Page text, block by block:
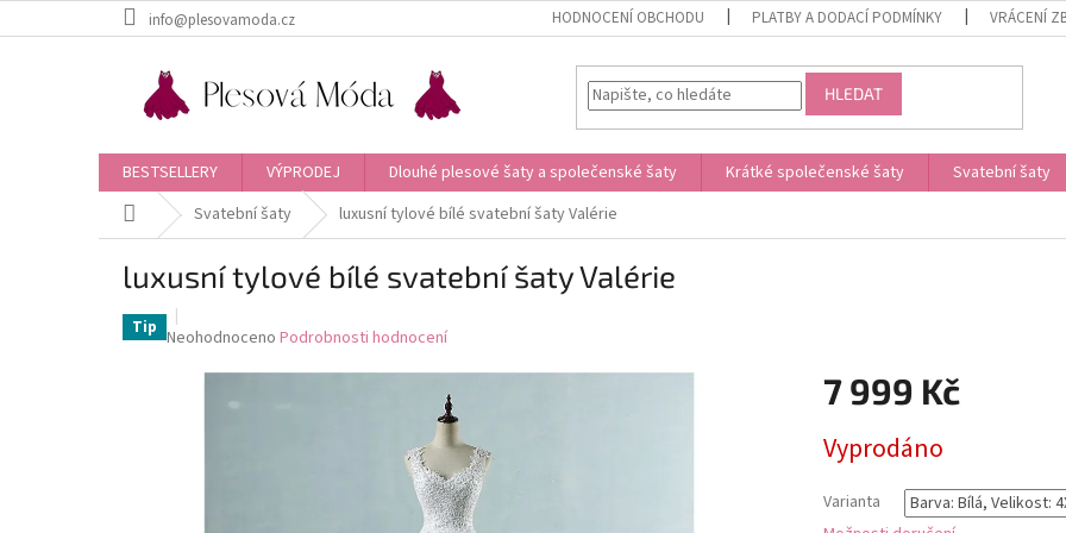
na
info@plesovamoda.cz HODNOCENÍ OBCHODU PLATBY A DODACÍ PODMÍNKY VRÁCENÍ
HLEDAT
BESTSELLERY VÝPRODEJ Dlouhé plesové šaty a společenské šaty Krátké společenské šaty Svatební šaty
Domů Svatební šaty luxusní tylové bílé svatební šaty Valérie
luxusní tylové bílé svatební šaty Valérie
Tip Průměrné
Neohodnoceno Podrobnosti hodnocení
7 999 Kč
cena:
Vyprodáno
Varianta